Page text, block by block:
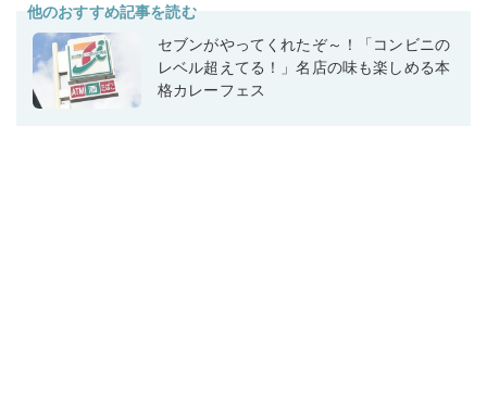
他のおすすめ記事を読む
セブンがやってくれたぞ～！「コンビニの
レベル超えてる！」名店の味も楽しめる本
格カレーフェス